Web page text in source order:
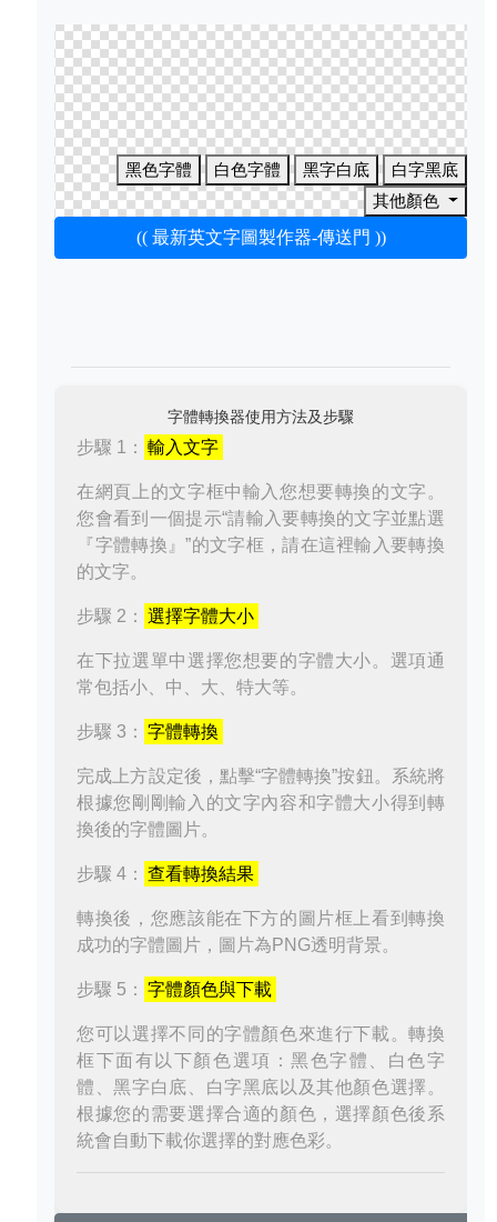
黑色字體 白色字體 黑字白底
白字黑底
其他顏色
(( 最新英文字圖製作器-傳送門 ))
字體轉換器使用方法及步驟
步驟 1： 輸入文字
在網頁上的文字框中輸入您想要轉換的文字。
您會看到一個提示“請輸入要轉換的文字並點選
『字體轉換』”的文字框，請在這裡輸入要轉換
的文字。
步驟 2： 選擇字體大小
在下拉選單中選擇您想要的字體大小。選項通
常包括小、中、大、特大等。
步驟 3： 字體轉換
完成上方設定後，點擊“字體轉換”按鈕。系統將
根據您剛剛輸入的文字內容和字體大小得到轉
換後的字體圖片。
步驟 4： 查看轉換結果
轉換後，您應該能在下方的圖片框上看到轉換
成功的字體圖片，圖片為PNG透明背景。
步驟 5： 字體顏色與下載
您可以選擇不同的字體顏色來進行下載。轉換
框下面有以下顏色選項：黑色字體、白色字
體、黑字白底、白字黑底以及其他顏色選擇。
根據您的需要選擇合適的顏色，選擇顏色後系
統會自動下載你選擇的對應色彩。